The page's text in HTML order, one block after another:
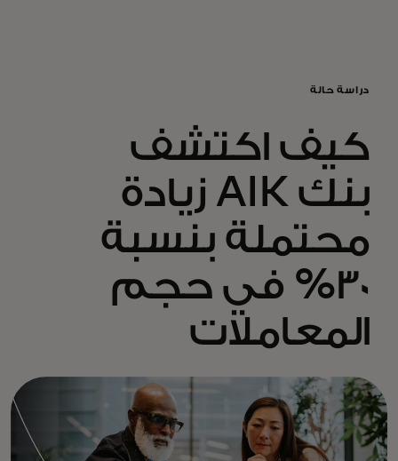
للأعمال
للمجتمع
للمبتكرين
الأخبار و التوجهات
دراسة حالة
كيف اكتشف
بنك AIK زيادة
محتملة بنسبة
30% في حجم
المعاملات